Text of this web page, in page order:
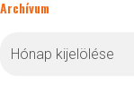
Archívum